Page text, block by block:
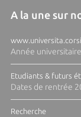
A la une sur
Année
Etudiants & futurs
Dates de rentrée
Recherche